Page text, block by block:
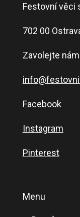
Festovní věci
702 00
Zavolejte
Facebook
Instagram
Pinterest
Menu